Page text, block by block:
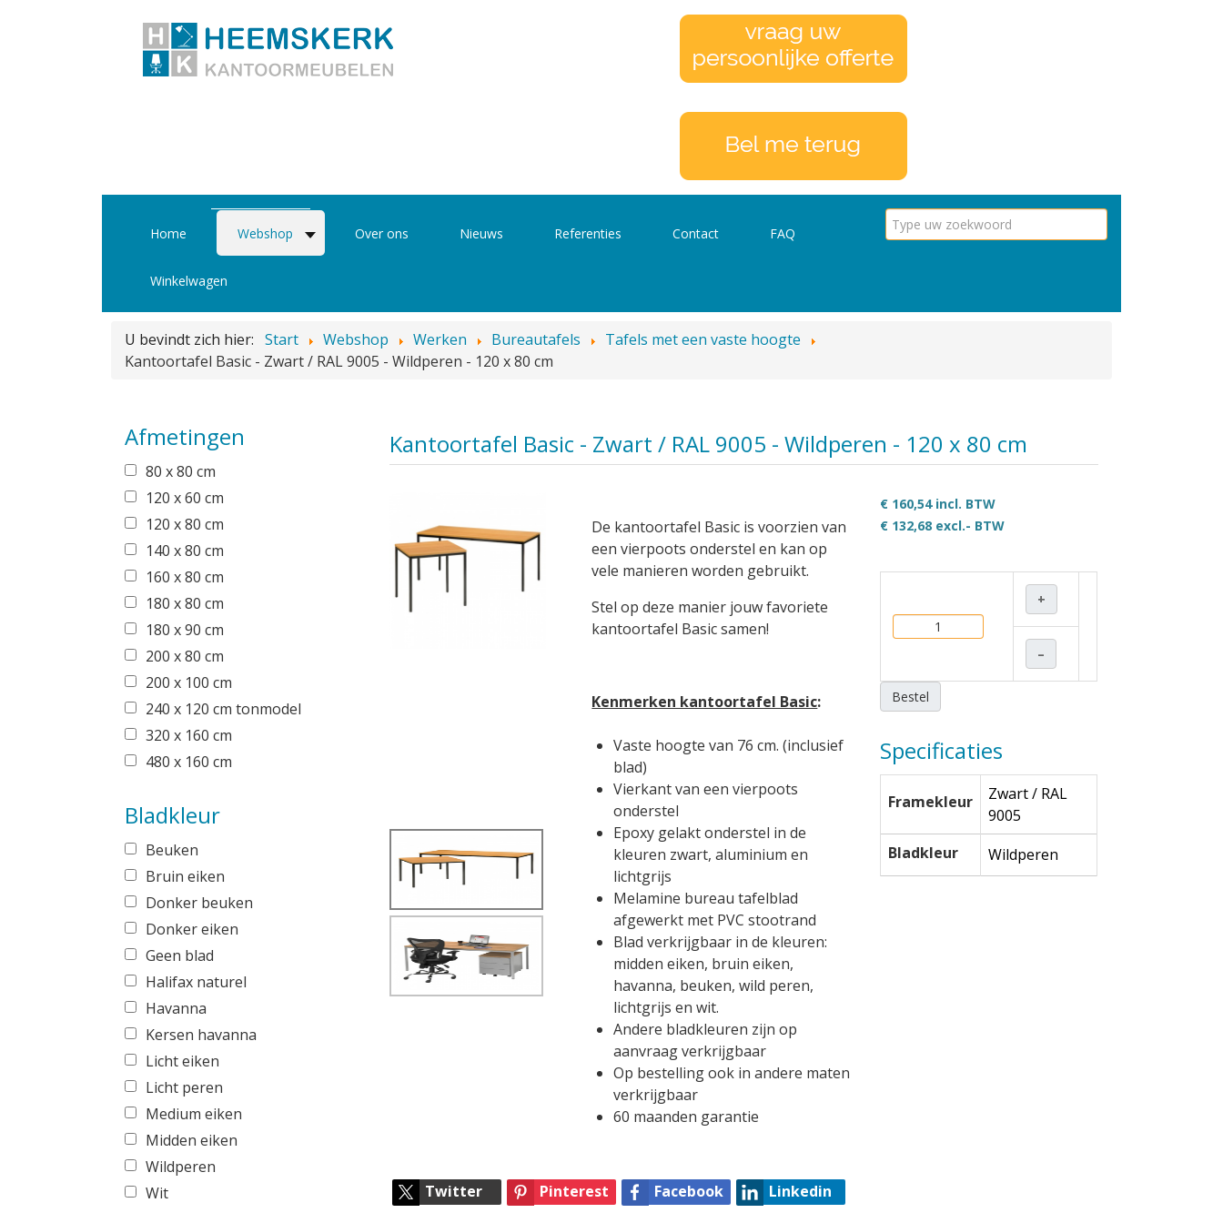
Home Webshop Over ons Nieuws Referenties Contact FAQ
Winkelwagen
U bevindt zich hier: Start Webshop Werken Bureautafels
Tafels met een vaste hoogte
Kantoortafel Basic - Zwart / RAL 9005 - Wildperen - 120 x 80 cm
Afmetingen
80 x 80 cm
120 x 60 cm
120 x 80 cm
140 x 80 cm
160 x 80 cm
180 x 80 cm
180 x 90 cm
200 x 80 cm
200 x 100 cm
240 x 120 cm tonmodel
320 x 160 cm
480 x 160 cm
Bladkleur
Beuken
Bruin eiken
Donker beuken
Donker eiken
Geen blad
Halifax naturel
Havanna
Kersen havanna
Licht eiken
Licht peren
Medium eiken
Midden eiken
Wildperen
Wit
Kantoortafel Basic - Zwart / RAL 9005 - Wildperen - 120 x 80 cm
De kantoortafel Basic is voorzien van
een vierpoots onderstel en kan op
vele manieren worden gebruikt.
Stel op deze manier jouw favoriete
kantoortafel Basic samen!
Kenmerken kantoortafel Basic:
Vaste hoogte van 76 cm. (inclusief
blad)
Vierkant van een vierpoots
onderstel
Epoxy gelakt onderstel in de
kleuren zwart, aluminium en
lichtgrijs
Melamine bureau tafelblad
afgewerkt met PVC stootrand
Blad verkrijgbaar in de kleuren:
midden eiken, bruin eiken,
havanna, beuken, wild peren,
lichtgrijs en wit.
Andere bladkleuren zijn op
aanvraag verkrijgbaar
Op bestelling ook in andere maten
verkrijgbaar
60 maanden garantie
€ 160,54 incl. BTW
€ 132,68 excl.- BTW
+
–
Bestel
Specificaties
Framekleur
Zwart / RAL
9005
Bladkleur
Wildperen
Twitter Pinterest Facebook Linkedin